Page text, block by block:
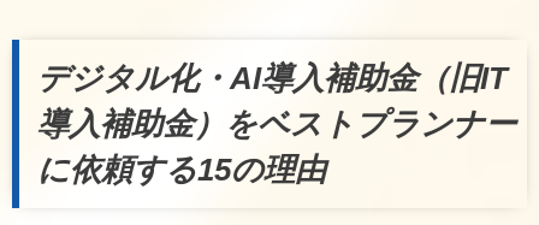
デジタル化・AI導入補助金（旧IT
導入補助金）をベストプランナー
に依頼する15の理由